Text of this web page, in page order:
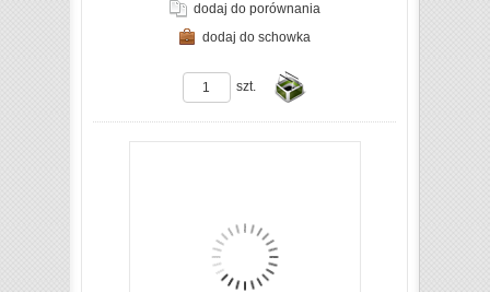
dodaj do porównania
dodaj do schowka
szt.